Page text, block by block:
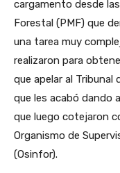
cargamento desde
Forestal (PMF) que
una tarea muy
realizaron para
que apelar al Tribunal
que les acabó dando
que luego cotejaron
Organismo de
(Osinfor).